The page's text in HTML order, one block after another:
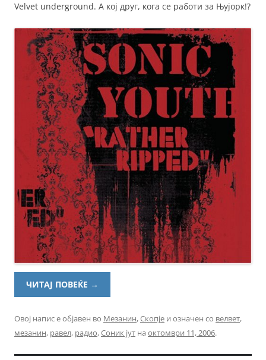
Velvet underground. А кој друг, кога се работи за Њујорк!?
ЧИТАЈ ПОВЕЌЕ →
Овој напис е објавен во Мезанин,Скопје и означен со велвет,
мезанин, равел, радио,Соник јут на октомври 11, 2006.